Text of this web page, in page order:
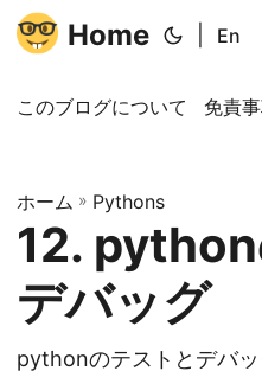
Home En
このブログについて 免責
ホーム » Pythons
12.
デバッグ
pythonのテストとデバ